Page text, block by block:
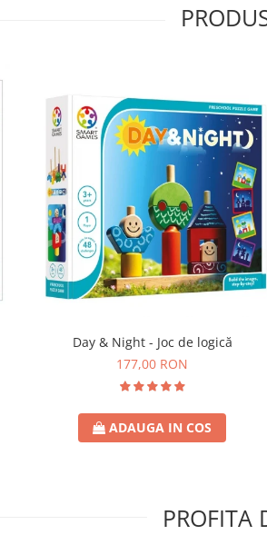
Day & Night - Joc de logică
177,00 RON
ADAUGA IN COS
PROFITA